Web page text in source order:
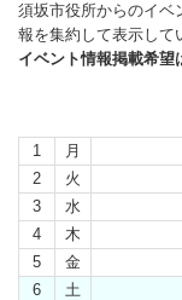
須坂市役所からのイベ
報を集約して表示して
イベント情報掲載希望
1
月
2
火
3
水
4
木
5
金
6
土